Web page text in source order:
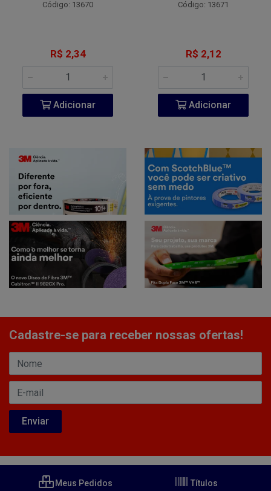
Código: 13670
R$ 2,34
Adicionar
Código: 13671
R$ 2,12
Adicionar
Cadastre-se para receber nossas ofertas!
Meus Pedidos Títulos